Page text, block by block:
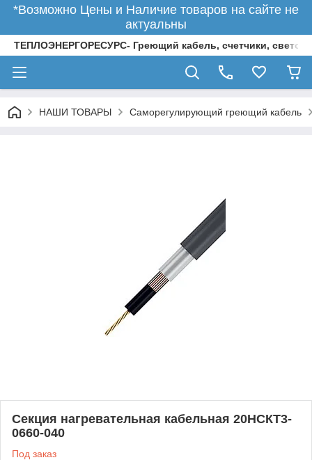
*Возможно Цены и Наличие товаров на сайте не
актуальны
ТЕПЛОЭНЕРГОРЕСУРС- Греющий кабель, счетчики,
НАШИ ТОВАРЫ Саморегулирующий греющий кабель
Секция нагревательная кабельная 20НСКТ3-
0660-040
Под заказ